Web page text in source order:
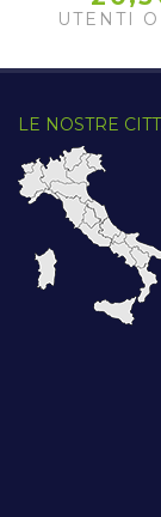
UTENTI
LE NOSTRE